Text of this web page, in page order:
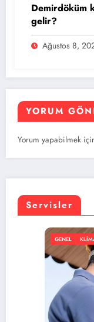
Demirdöküm
gelir?
Ağustos 8,
YORUM
Yorum yapabilmek
Servisler
NORTH AIR